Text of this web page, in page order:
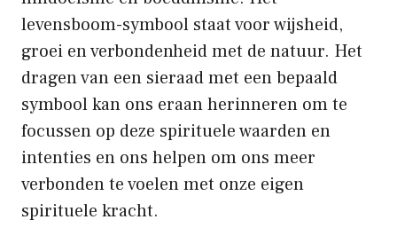
levensboom-symbool staat voor wijsheid,
groei en verbondenheid met de natuur. Het
dragen van een sieraad met een bepaald
symbool kan ons eraan herinneren om te
focussen op deze spirituele waarden en
intenties en ons helpen om ons meer
verbonden te voelen met onze eigen
spirituele kracht.